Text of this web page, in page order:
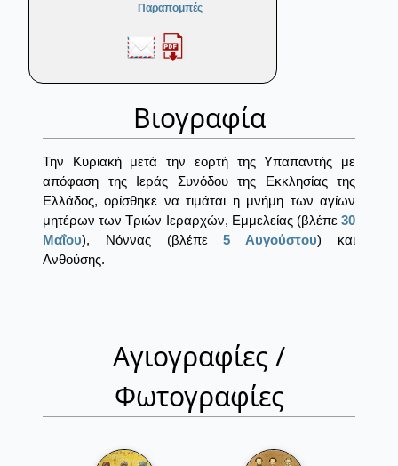
Παραπομπές
Βιογραφία
Την Κυριακή μετά την εορτή της Υπαπαντής με
απόφαση της Ιεράς Συνόδου της Εκκλησίας της
Ελλάδος, ορίσθηκε να τιμάται η μνήμη των αγίων
μητέρων των Τριών Ιεραρχών, Εμμελείας (βλέπε 30
Μαΐου), Νόννας (βλέπε5 Αυγούστου) και
Ανθούσης.
Αγιογραφίες /
Φωτογραφίες